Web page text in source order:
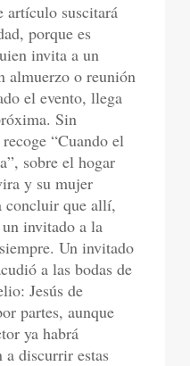
artículo suscitará
porque es
invita a un
almuerzo o reunión
el evento, llega
Sin
“Cuando el
sobre el hogar
y su mujer
concluir que allí,
invitado a la
Un invitado
a las bodas de
Jesús de
partes, aunque
ya habrá
discurrir estas